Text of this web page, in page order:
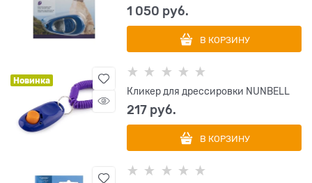
1 050 руб.
В КОРЗИНУ
Новинка
Кликер для дрессировки NUNBELL
217 руб.
В КОРЗИНУ